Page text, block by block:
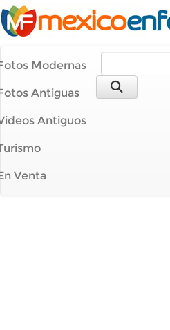
Modernas
Antiguas
Antiguos
Venta